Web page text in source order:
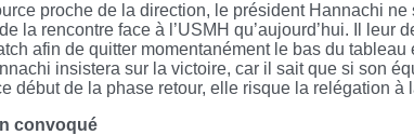
proche de la direction, le président Hannachi
de la rencontre face à l’USMH qu’aujourd’hui. Il leur
afin de quitter momentanément le bas du
insistera sur la victoire, car il sait que si son
début de la phase retour, elle risque la relégation à
convoqué